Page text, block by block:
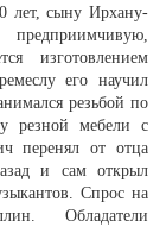
лет, сыну Ирхану-
изготовлением
его научил
резьбой по
резной мебели с
перенял от отца
и сам открыл
Спрос на
Обладатели